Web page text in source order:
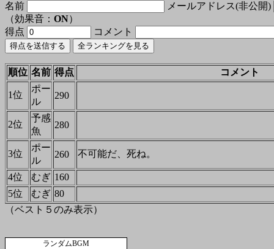
名前
メールアドレス(非公開)
（効果音： ON）
得点
コメント
順位 名前 得点 コメント
1位
ポー
ル
290
2位
予感
魚
280
3位
ポー
ル
260 不可能だ、死ね。
4位 むぎ 160
5位
むぎ 80
（ベスト５のみ表示）
ランダムBGM